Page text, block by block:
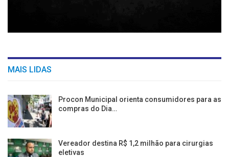
MAIS LIDAS
Procon Municipal orienta consumidores para as
compras do Dia…
Vereador destina R$ 1,2 milhão para cirurgias
eletivas